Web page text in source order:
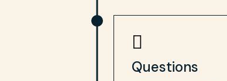

Questions